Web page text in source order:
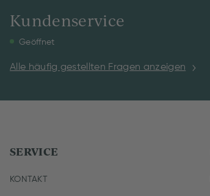
Kundenservice
Geöffnet
Alle häufig gestellten Fragen anzeigen
SERVICE
KONTAKT